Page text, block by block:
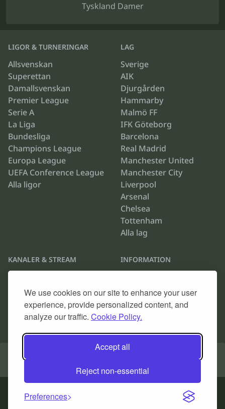
We use cookies on our site to enhance your user
experience, provide personalized content, and
analyze our traffic. Cookie Policy.
Accept all
Reject non-essential
Preferences
Tyskland Damer
LIGOR & TURNERINGAR
Allsvenskan
Superettan
Damallsvenskan
Premier League
Serie A
La Liga
Bundesliga
Champions League
Europa League
UEFA Conference League
Alla ligor
LAG
Sverige
AIK
Djurgården
Hammarby
Malmö FF
IFK Göteborg
Barcelona
Real Madrid
Manchester United
Manchester City
Liverpool
Arsenal
Chelsea
Tottenham
Alla lag
KANALER & STREAM
TV4 Play
Discovery Plus
Alla TV-kanaler
INFORMATION
Cookie Policy
Kontakta oss
Arkiv
© 2026